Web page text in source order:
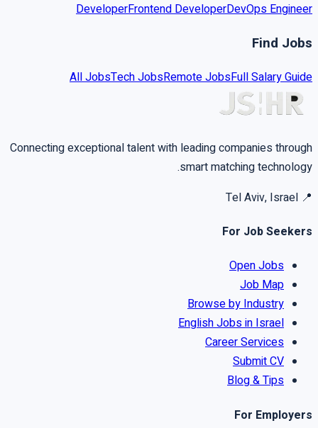
DeveloperFrontend DeveloperDevOps Engineer
Find Jobs
All JobsTech JobsRemote JobsFull Salary Guide
Connecting exceptional talent with leading companies through
smart matching technology.
📍
Tel Aviv, Israel
For Job Seekers
Open Jobs
Job Map
Browse by Industry
English Jobs in Israel
Career Services
Submit CV
Blog & Tips
For Employers